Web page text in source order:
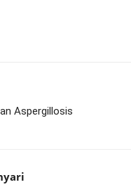
Aspergillosis